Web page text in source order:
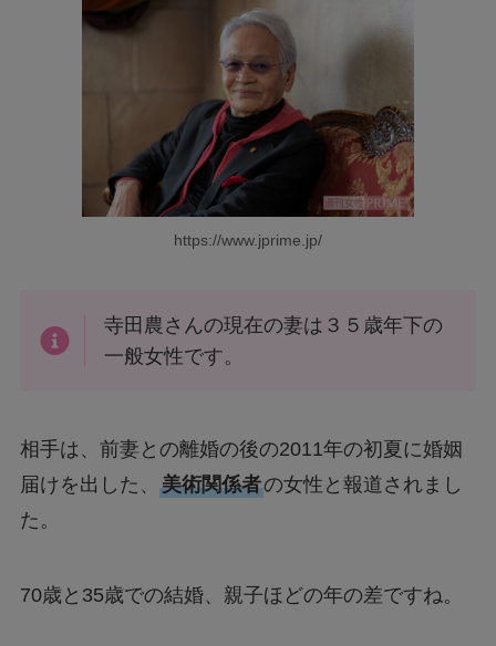
https://www.jprime.jp/
寺田農さんの現在の妻は３５歳年下の
一般女性です。
相手は、前妻との離婚の後の2011年の初夏に婚姻
届けを出した、 美術関係者の女性と報道されまし
た。
70歳と35歳での結婚、親子ほどの年の差ですね。